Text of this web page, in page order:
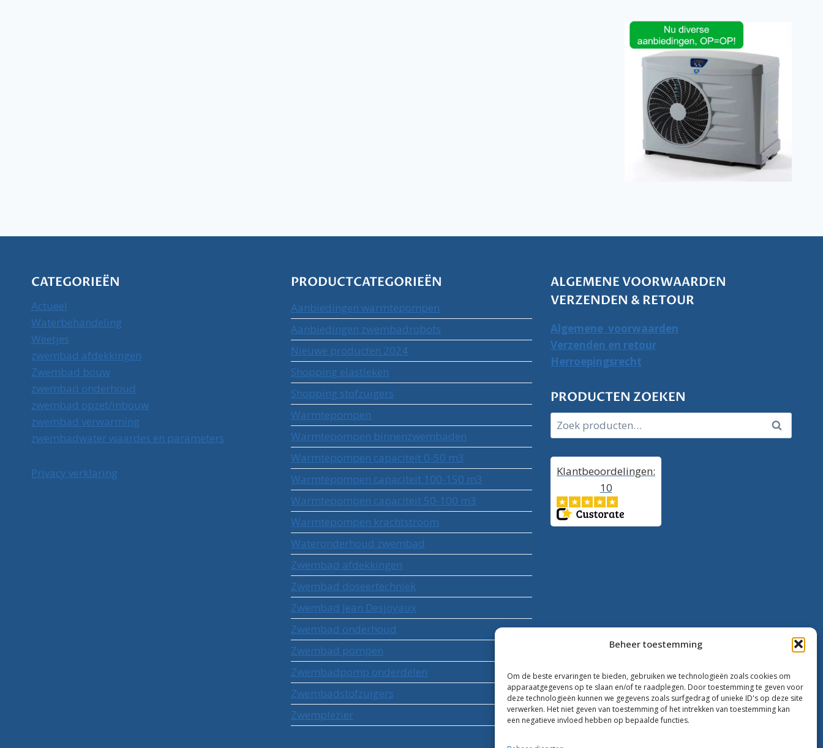
Beheer toestemming
Om de beste ervaringen te bieden, gebruiken we technologieën zoals cookies om
apparaatgegevens op te slaan en/of te raadplegen. Door toestemming te geven voor
deze technologieën kunnen we gegevens zoals surfgedrag of unieke ID's op deze site
verwerken. Het niet geven van toestemming of het intrekken van toestemming kan
een negatieve invloed hebben op bepaalde functies.
CATEGORIEËN
Actueel
Waterbehandeling
Weetjes
zwembad afdekkingen
Zwembad bouw
zwembad onderhoud
zwembad opzet/inbouw
zwembad verwarming
zwembadwater waardes en parameters
Privacy verklaring
PRODUCTCATEGORIEËN
Aanbiedingen warmtepompen
Aanbiedingen zwembadrobots
Nieuwe producten 2024
Shopping elastieken
Shopping stofzuigers
Warmtepompen
Warmtepompen binnenzwembaden
Warmtepompen capaciteit 0-50 m3
Warmtepompen capaciteit 100-150 m3
Warmtepompen capaciteit 50-100 m3
Warmtepompen krachtstroom
Wateronderhoud zwembad
Zwembad afdekkingen
Zwembad doseertechniek
Zwembad Jean Desjoyaux
Zwembad onderhoud
Zwembad pompen
Zwembadpomp onderdelen
Zwembadstofzuigers
Zwemplezier
ALGEMENE VOORWAARDEN
VERZENDEN & RETOUR
Algemene voorwaarden
Verzenden en retour
Herroepingsrecht
PRODUCTEN ZOEKEN
Zoeken
naar:
Zoeken
Klantbeoordelingen:
10